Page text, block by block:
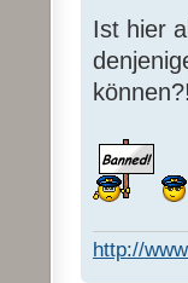
Ist hier
http://